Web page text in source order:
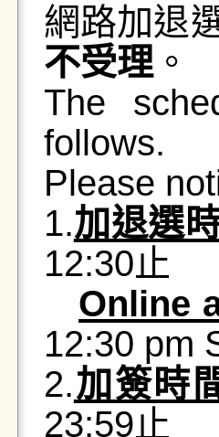
網路加退
不受理。
The
follows.
Please
1.加退選
12:30止
Online
12:30 pm
2.加簽時
23:59止